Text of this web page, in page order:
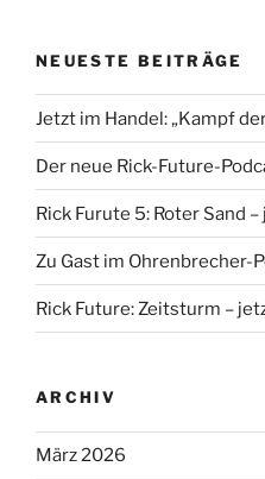
NEUESTE BEITRÄGE
Jetzt im Handel: „Kampf
Der neue Rick-Future-
Rick Furute 5: Roter Sand
Zu Gast im Ohrenbrecher-
Rick Future: Zeitsturm –
ARCHIV
März 2026